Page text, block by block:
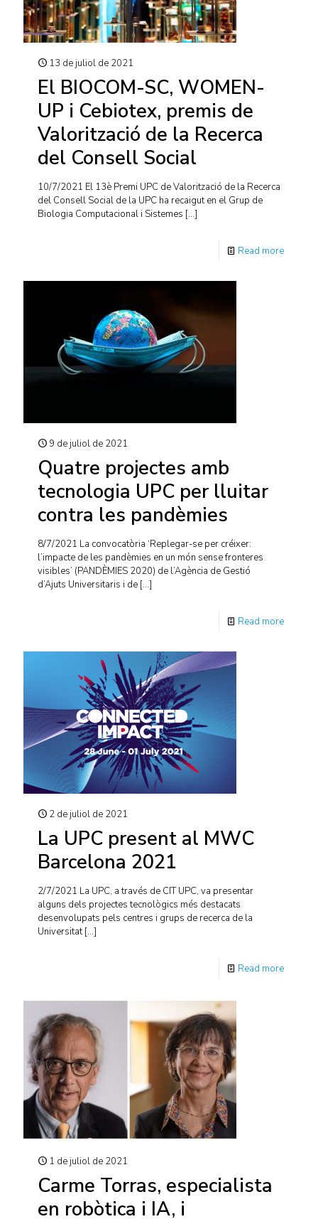
13 de juliol de 2021
El BIOCOM-SC, WOMEN-
UP i Cebiotex, premis de
Valorització de la Recerca
del Consell Social
10/7/2021 El 13è Premi UPC de Valorització de la Recerca
del Consell Social de la UPC ha recaigut en el Grup de
Biologia Computacional i Sistemes […]
Read more
9 de juliol de 2021
Quatre projectes amb
tecnologia UPC per lluitar
contra les pandèmies
8/7/2021 La convocatòria ‘Replegar-se per créixer:
l’impacte de les pandèmies en un món sense fronteres
visibles’ (PANDÈMIES 2020) de l’Agència de Gestió
d’Ajuts Universitaris i de […]
Read more
2 de juliol de 2021
La UPC present al MWC
Barcelona 2021
2/7/2021 La UPC, a través de CIT UPC, va presentar
alguns dels projectes tecnològics més destacats
desenvolupats pels centres i grups de recerca de la
Universitat[…]
Read more
1 de juliol de 2021
Carme Torras, especialista
en robòtica i IA, i